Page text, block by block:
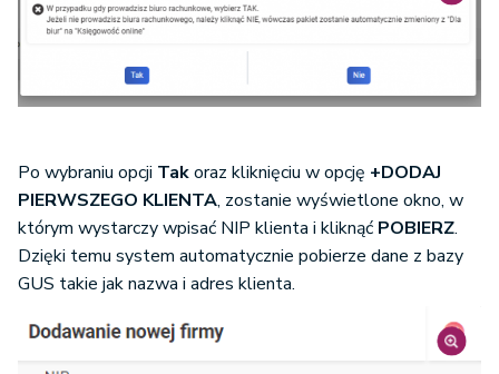
Po wybraniu opcji Takoraz kliknięciu w opcję +DODAJ
PIERWSZEGO KLIENTA, zostanie wyświetlone okno, w
którym wystarczy wpisać NIP klienta i kliknąć POBIERZ.
Dzięki temu system automatycznie pobierze dane z bazy
GUS takie jak nazwa i adres klienta.